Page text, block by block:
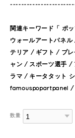
関連キーワード「 ポ
ウォールアートパネ
テリア / ギフト / プ
ャン / スポーツ選手 /
ラマ / キータタット
famouspopartpanel /
数量